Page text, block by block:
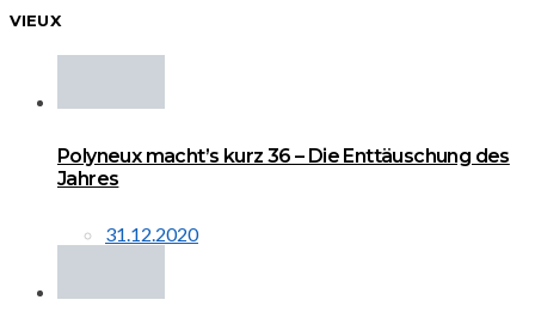
VIEUX
Polyneux macht’s kurz 36 – Die Enttäuschung des
Jahres
31.12.2020